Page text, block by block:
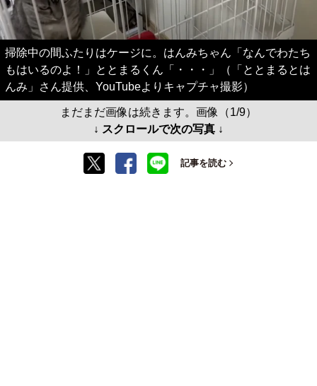
掃除中の間ふたりはケージに。はんみちゃん「なんでわたち
もはいるのよ！」ととまるくん「・・・」（「ととまるとは
んみ」さん提供、YouTubeよりキャプチャ撮影）
まだまだ画像は続きます。画像（1/9）
↓ スクロールで次の写真 ↓
記事を読む